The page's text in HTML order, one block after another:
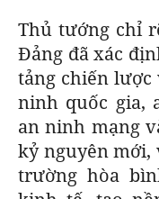
Thủ tướng chỉ
Đảng đã xác
tảng chiến lược
ninh quốc gia,
an ninh mạng
kỷ nguyên
trường hòa